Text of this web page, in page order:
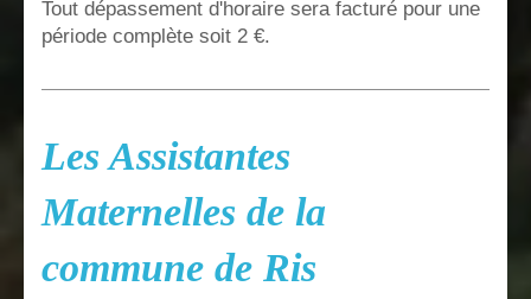
Tout dépassement d'horaire sera facturé pour une
période complète soit 2 €.
Les Assistantes
Maternelles de la
commune de Ris